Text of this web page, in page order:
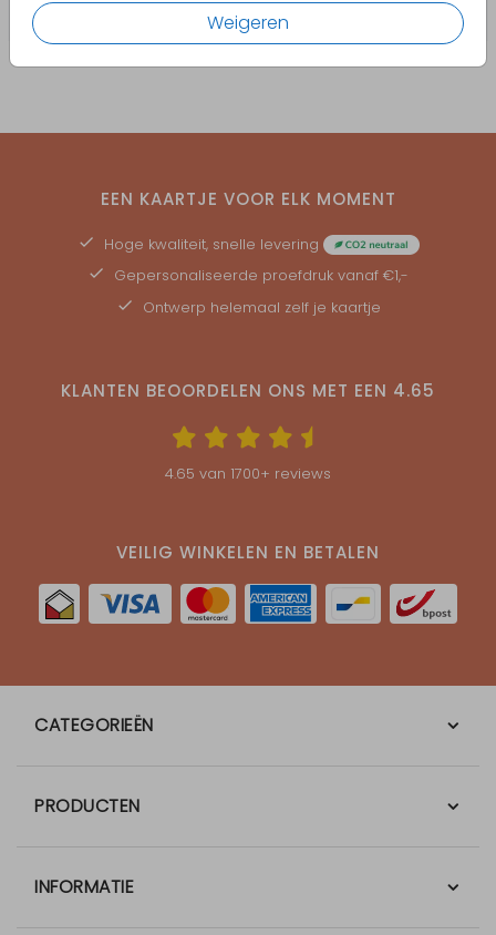
Weigeren
EEN KAARTJE VOOR ELK MOMENT
Hoge kwaliteit, snelle levering
Gepersonaliseerde proefdruk vanaf €1,-
Ontwerp helemaal zelf je kaartje
KLANTEN BEOORDELEN ONS MET EEN 4.65
4.65 van 1700+ reviews
VEILIG WINKELEN EN BETALEN
CATEGORIEËN
PRODUCTEN
INFORMATIE